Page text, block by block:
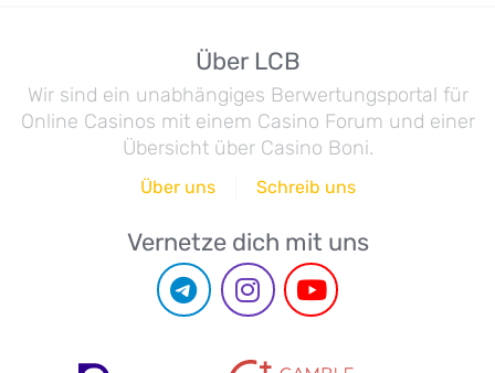
Über LCB
Wir sind ein unabhängiges Berwertungsportal für
Online Casinos mit einem Casino Forum und einer
Übersicht über Casino Boni.
Über uns Schreib uns
Vernetze dich mit uns